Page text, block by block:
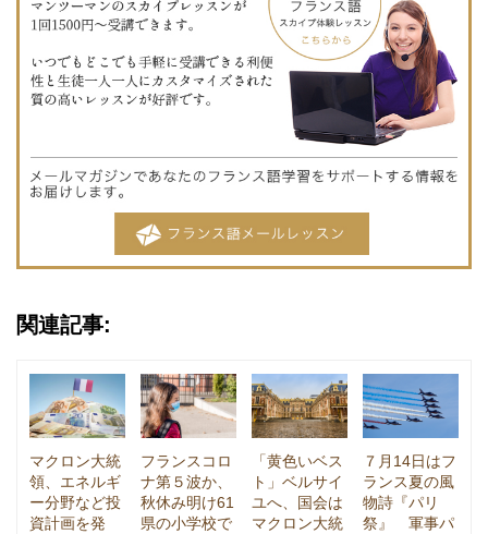
関連記事:
マクロン大統
領、エネルギ
ー分野など投
資計画を発
フランスコロ
ナ第５波か、
秋休み明け61
県の小学校で
「黄色いベス
ト」ベルサイ
ユへ、国会は
マクロン大統
７月14日はフ
ランス夏の風
物詩『パリ
祭』 軍事パ